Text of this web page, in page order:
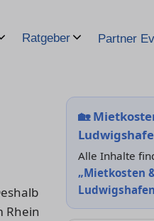
Ratgeber Partner
Rhein
🏡
Alle Inhalte
„Mietkosten